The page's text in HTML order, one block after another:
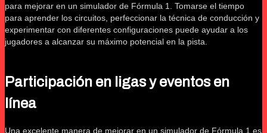
para mejorar en un simulador de Fórmula 1. Tomarse el tiempo
para aprender los circuitos, perfeccionar la técnica de conducción y
experimentar con diferentes configuraciones puede ayudar a los
jugadores a alcanzar su máximo potencial en la pista.
Participación en ligas y eventos en
línea
Una excelente manera de mejorar en un simulador de Fórmula 1 es